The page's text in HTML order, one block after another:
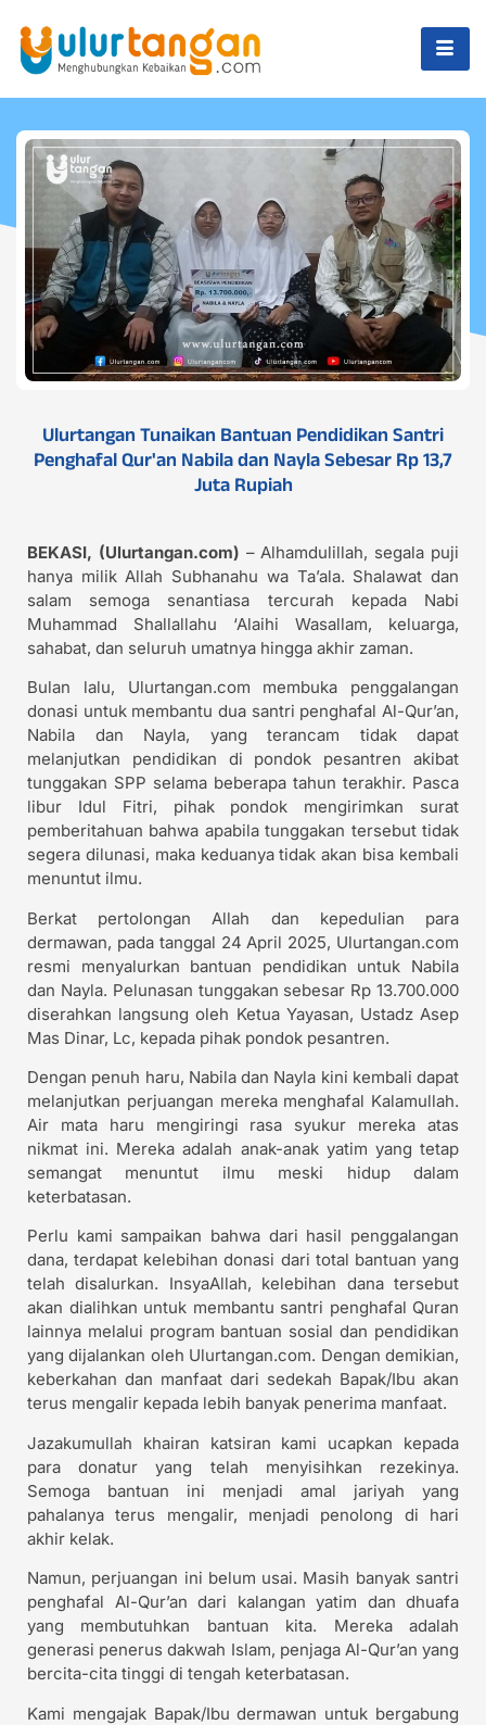
Ulurtangan Tunaikan Bantuan Pendidikan Santri
Penghafal Qur'an Nabila dan Nayla Sebesar Rp 13,7
Juta Rupiah
BEKASI, (Ulurtangan.com) – Alhamdulillah, segala puji
hanya milik Allah Subhanahu wa Ta’ala. Shalawat dan
salam semoga senantiasa tercurah kepada Nabi
Muhammad Shallallahu ‘Alaihi Wasallam, keluarga,
sahabat, dan seluruh umatnya hingga akhir zaman.
Bulan lalu, Ulurtangan.com membuka penggalangan
donasi untuk membantu dua santri penghafal Al-Qur’an,
Nabila dan Nayla, yang terancam tidak dapat
melanjutkan pendidikan di pondok pesantren akibat
tunggakan SPP selama beberapa tahun terakhir. Pasca
libur Idul Fitri, pihak pondok mengirimkan surat
pemberitahuan bahwa apabila tunggakan tersebut tidak
segera dilunasi, maka keduanya tidak akan bisa kembali
menuntut ilmu.
Berkat pertolongan Allah dan kepedulian para
dermawan, pada tanggal 24 April 2025, Ulurtangan.com
resmi menyalurkan bantuan pendidikan untuk Nabila
dan Nayla. Pelunasan tunggakan sebesar Rp 13.700.000
diserahkan langsung oleh Ketua Yayasan, Ustadz Asep
Mas Dinar, Lc, kepada pihak pondok pesantren.
Dengan penuh haru, Nabila dan Nayla kini kembali dapat
melanjutkan perjuangan mereka menghafal Kalamullah.
Air mata haru mengiringi rasa syukur mereka atas
nikmat ini. Mereka adalah anak-anak yatim yang tetap
semangat menuntut ilmu meski hidup dalam
keterbatasan.
Perlu kami sampaikan bahwa dari hasil penggalangan
dana, terdapat kelebihan donasi dari total bantuan yang
telah disalurkan. InsyaAllah, kelebihan dana tersebut
akan dialihkan untuk membantu santri penghafal Quran
lainnya melalui program bantuan sosial dan pendidikan
yang dijalankan oleh Ulurtangan.com. Dengan demikian,
keberkahan dan manfaat dari sedekah Bapak/Ibu akan
terus mengalir kepada lebih banyak penerima manfaat.
Jazakumullah khairan katsiran kami ucapkan kepada
para donatur yang telah menyisihkan rezekinya.
Semoga bantuan ini menjadi amal jariyah yang
pahalanya terus mengalir, menjadi penolong di hari
akhir kelak.
Namun, perjuangan ini belum usai. Masih banyak santri
penghafal Al-Qur’an dari kalangan yatim dan dhuafa
yang membutuhkan bantuan kita. Mereka adalah
generasi penerus dakwah Islam, penjaga Al-Qur’an yang
bercita-cita tinggi di tengah keterbatasan.
Kami mengajak Bapak/Ibu dermawan untuk bergabung